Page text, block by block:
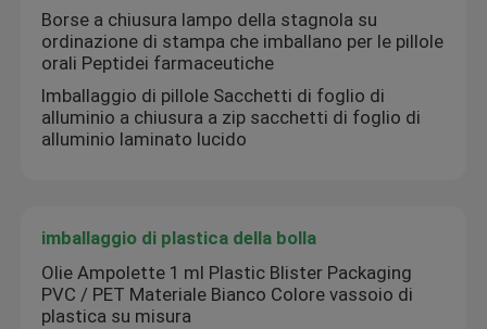
Stampa su ordinazione dell'opuscolo
Sacco Di Carta Della Spesa
Borse a chiusura lampo della stagnola su
ordinazione di stampa che imballano per le pillole
orali Peptidei farmaceutiche
Imballaggio di pillole Sacchetti di foglio di
alluminio a chiusura a zip sacchetti di foglio di
alluminio laminato lucido
imballaggio di plastica della bolla
Olie Ampolette 1 ml Plastic Blister Packaging
PVC / PET Materiale Bianco Colore vassoio di
plastica su misura